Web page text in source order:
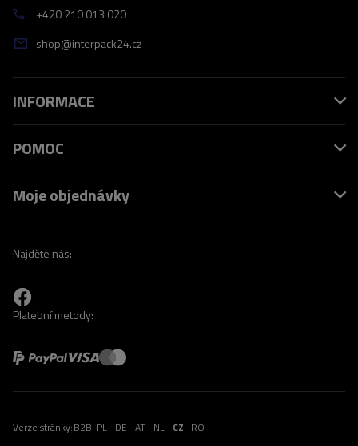
+420 210 013 020
shop@interpack24.cz
INFORMACE
POMOC
Moje objednávky
Najděte nás:
Platební metody:
Verze stránky:B2B PL DE AT NL CZ RO